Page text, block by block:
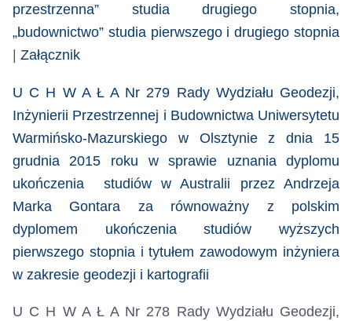
przestrzenna” studia drugiego stopnia,
„budownictwo” studia pierwszego i drugiego stopnia
| Załącznik
U C H W A Ł A Nr 279 Rady Wydziału Geodezji,
Inżynierii Przestrzennej i Budownictwa Uniwersytetu
Warmińsko-Mazurskiego w Olsztynie z dnia 15
grudnia 2015 roku w sprawie uznania dyplomu
ukończenia studiów w Australii przez Andrzeja
Marka Gontara za równoważny z polskim
dyplomem ukończenia studiów wyższych
pierwszego stopnia i tytułem zawodowym inżyniera
w zakresie geodezji i kartografii
U C H W A Ł A Nr 278 Rady Wydziału Geodezji,